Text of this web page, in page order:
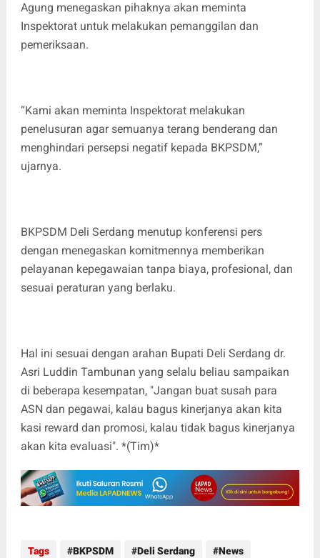
Agung menegaskan pihaknya akan meminta
Inspektorat untuk melakukan pemanggilan dan
pemeriksaan.
‎“Kami akan meminta Inspektorat melakukan
penelusuran agar semuanya terang benderang dan
menghindari persepsi negatif kepada BKPSDM,”
ujarnya.
‎BKPSDM Deli Serdang menutup konferensi pers
dengan menegaskan komitmennya memberikan
pelayanan kepegawaian tanpa biaya, profesional, dan
sesuai peraturan yang berlaku.
‎Hal ini sesuai dengan arahan Bupati Deli Serdang dr.
Asri Luddin Tambunan yang selalu beliau sampaikan
di beberapa kesempatan, "Jangan buat susah para
ASN dan pegawai, kalau bagus kinerjanya akan kita
kasi reward dan promosi, kalau tidak bagus kinerjanya
akan kita evaluasi". *(Tim)*
Tags BKPSDM Deli Serdang
News